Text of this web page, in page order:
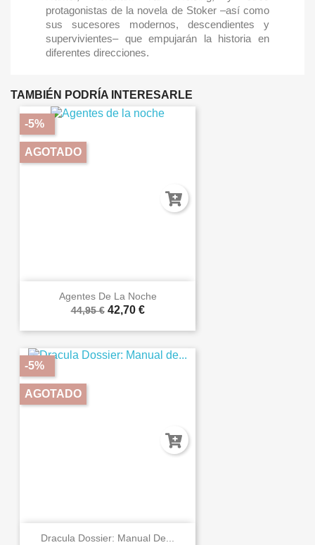
protagonistas de la novela de Stoker –así como
sus sucesores modernos, descendientes y
supervivientes– que empujarán la historia en
diferentes direcciones.
TAMBIÉN PODRÍA INTERESARLE
Agentes De La Noche
44,95 € 42,70 €
-5%
AGOTADO
Dracula Dossier: Manual De...
-5%
AGOTADO